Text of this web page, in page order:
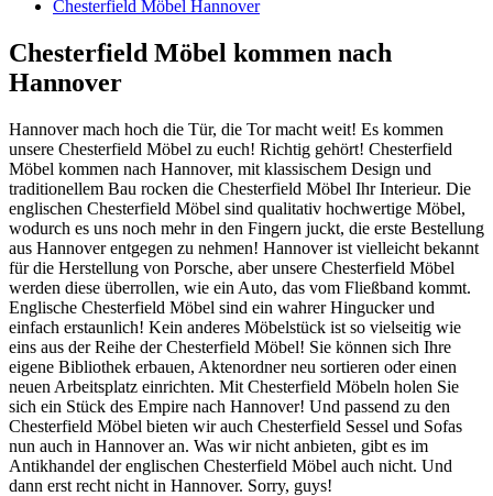
Chesterfield Möbel Hannover
Chesterfield Möbel kommen nach
Hannover
Hannover mach hoch die Tür, die Tor macht weit! Es kommen
unsere Chesterfield Möbel zu euch! Richtig gehört! Chesterfield
Möbel kommen nach Hannover, mit klassischem Design und
traditionellem Bau rocken die Chesterfield Möbel Ihr Interieur. Die
englischen Chesterfield Möbel sind qualitativ hochwertige Möbel,
wodurch es uns noch mehr in den Fingern juckt, die erste Bestellung
aus Hannover entgegen zu nehmen! Hannover ist vielleicht bekannt
für die Herstellung von Porsche, aber unsere Chesterfield Möbel
werden diese überrollen, wie ein Auto, das vom Fließband kommt.
Englische Chesterfield Möbel sind ein wahrer Hingucker und
einfach erstaunlich! Kein anderes Möbelstück ist so vielseitig wie
eins aus der Reihe der Chesterfield Möbel! Sie können sich Ihre
eigene Bibliothek erbauen, Aktenordner neu sortieren oder einen
neuen Arbeitsplatz einrichten. Mit Chesterfield Möbeln holen Sie
sich ein Stück des Empire nach Hannover! Und passend zu den
Chesterfield Möbel bieten wir auch Chesterfield Sessel und Sofas
nun auch in Hannover an. Was wir nicht anbieten, gibt es im
Antikhandel der englischen Chesterfield Möbel auch nicht. Und
dann erst recht nicht in Hannover. Sorry, guys!